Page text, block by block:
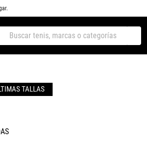
tenis, marcas o categorías